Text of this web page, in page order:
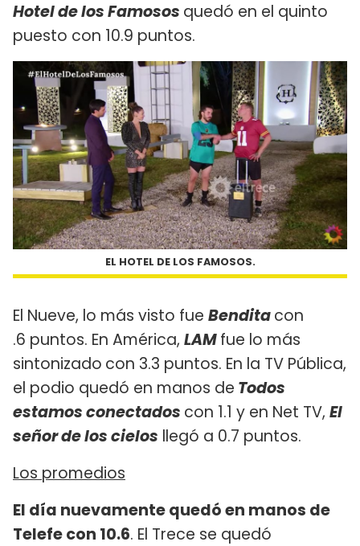
Hotel de los Famosos quedó en el quinto
puesto con 10.9 puntos.
EL HOTEL DE LOS FAMOSOS.
El Nueve, lo más visto fue Benditacon
.6 puntos. En América, LAMfue lo más
sintonizado con 3.3 puntos. En la TV Pública,
el podio quedó en manos de Todos
estamos conectados con 1.1 y en Net TV, El
señor de los cielos llegó a 0.7 puntos.
Los promedios
El día nuevamente quedó en manos de
Telefe con 10.6. El Trece se quedó